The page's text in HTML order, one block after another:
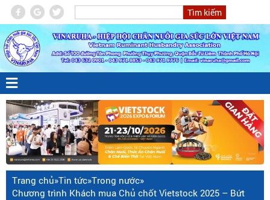
Trang chủ»Tin tức»Trong nước»
Chương trình Khách mua Chủ chốt Vietstock 2025 – Bứt